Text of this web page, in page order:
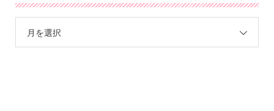
月を選択